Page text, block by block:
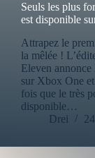
Seuls les plus
est disponible
Attrapez le
la mêlée !
Eleven
sur Xbox One
fois que le très
disponible…
Drei